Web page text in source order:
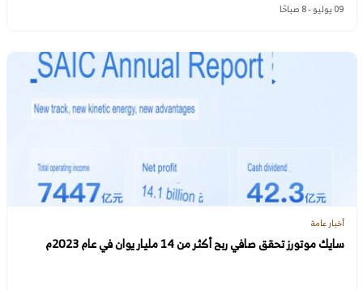
09 يوليو - 8 صباحًا
أخبار عامة
سايك موتورز تحقق صافي ربح أكثر من 14 مليار يوان في عام 2023م